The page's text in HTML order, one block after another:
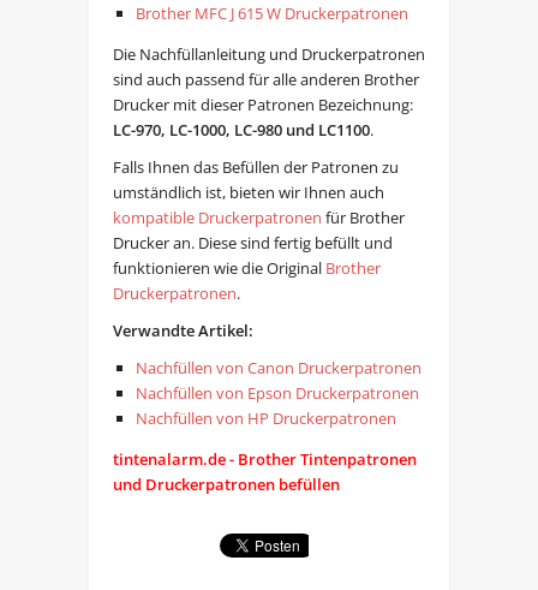
Brother MFC J 615 W Druckerpatronen
Die Nachfüllanleitung und Druckerpatronen
sind auch passend für alle anderen Brother
Drucker mit dieser Patronen Bezeichnung:
LC-970, LC-1000, LC-980 und LC1100.
Falls Ihnen das Befüllen der Patronen zu
umständlich ist, bieten wir Ihnen auch
kompatible Druckerpatronen für Brother
Drucker an. Diese sind fertig befüllt und
funktionieren wie die Original Brother
Druckerpatronen.
Verwandte Artikel:
Nachfüllen von Canon Druckerpatronen
Nachfüllen von Epson Druckerpatronen
Nachfüllen von HP Druckerpatronen
tintenalarm.de - Brother Tintenpatronen
und Druckerpatronen befüllen